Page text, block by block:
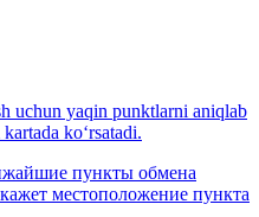
uchun yaqin punktlarni aniqlab
ko‘rsatadi.
пункты обмена
местоположение пункта